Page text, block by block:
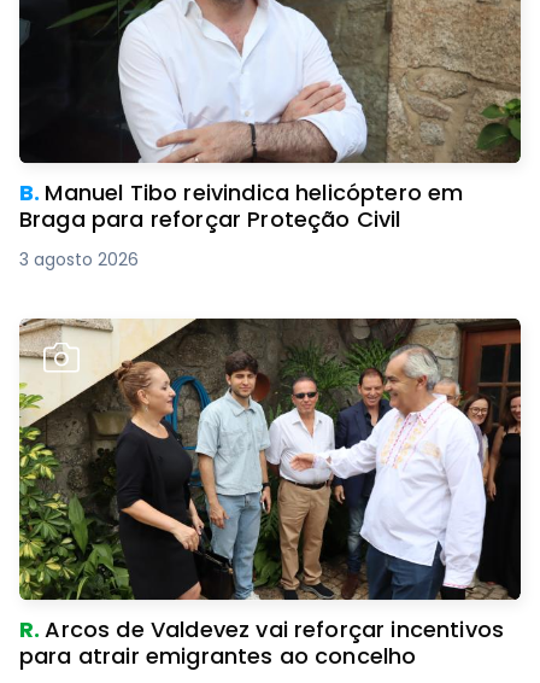
B. Manuel Tibo reivindica helicóptero em
Braga para reforçar Proteção Civil
3 agosto 2026
R.Arcos de Valdevez vai reforçar incentivos
para atrair emigrantes ao concelho